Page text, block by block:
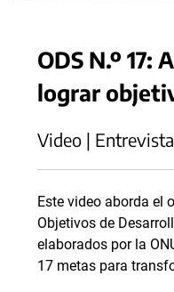
ODS N.º 17:
lograr
Video |
Este video aborda el
Objetivos de
elaborados por la
17 metas para